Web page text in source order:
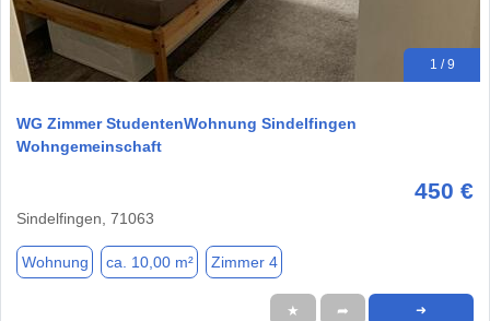
1 / 9
WG Zimmer StudentenWohnung Sindelfingen
Wohngemeinschaft
450 €
Sindelfingen, 71063
Wohnung ca. 10,00 m² Zimmer 4
★ ➦ ➜